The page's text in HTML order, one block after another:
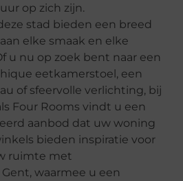
op zich zijn.
stad bieden een breed
elke smaak en elke
u nu op zoek bent naar een
eetkamerstoel, een
of sfeervolle verlichting, bij
Four Rooms vindt u een
aanbod dat uw woning
bieden inspiratie voor
ruimte met
waarmee u een